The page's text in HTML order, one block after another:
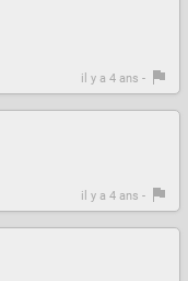
il y a 4 ans -
il y a 4 ans -